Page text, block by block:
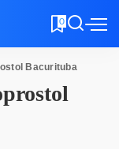
0
Bacurituba